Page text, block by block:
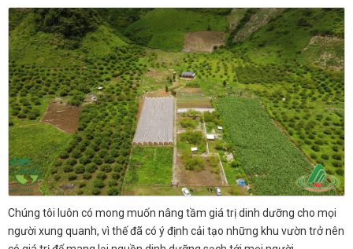
Chúng tôi luôn có mong muốn nâng tầm giá trị dinh dưỡng cho mọi
người xung quanh, vì thế đã có ý định cải tạo những khu vườn trở nên